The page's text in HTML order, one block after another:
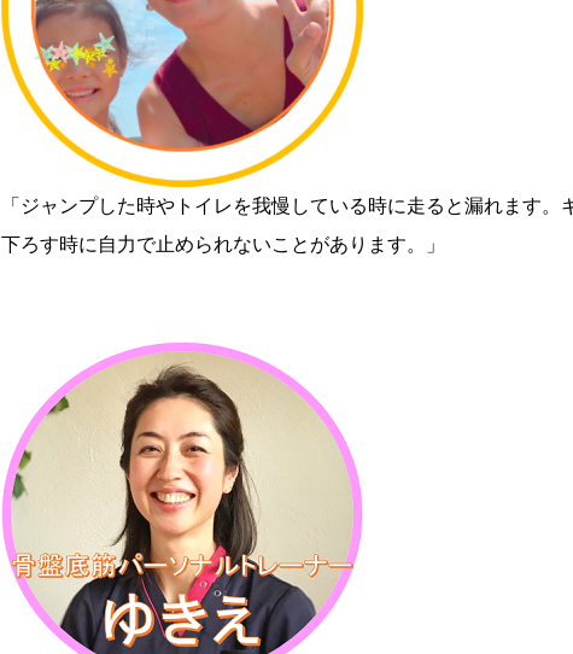
「ジャンプした時やトイレを我慢している時に走ると漏れます
下ろす時に自力で止められないことがあります。」